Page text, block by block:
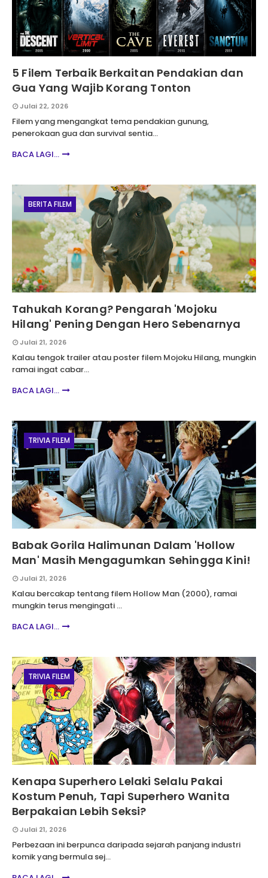
5 Filem Terbaik Berkaitan Pendakian dan
Gua Yang Wajib Korang Tonton
Julai 22, 2026
Filem yang mengangkat tema pendakian gunung,
penerokaan gua dan survival sentia…
BACA LAGI...
BERITA FILEM
Tahukah Korang? Pengarah 'Mojoku
Hilang' Pening Dengan Hero Sebenarnya
Julai 21, 2026
Kalau tengok trailer atau poster filem Mojoku Hilang, mungkin
ramai ingat cabar…
BACA LAGI...
TRIVIA FILEM
Babak Gorila Halimunan Dalam 'Hollow
Man' Masih Mengagumkan Sehingga Kini!
Julai 21, 2026
Kalau bercakap tentang filem Hollow Man (2000), ramai
mungkin terus mengingati …
BACA LAGI...
TRIVIA FILEM
Kenapa Superhero Lelaki Selalu Pakai
Kostum Penuh, Tapi Superhero Wanita
Berpakaian Lebih Seksi?
Julai 21, 2026
Perbezaan ini berpunca daripada sejarah panjang industri
komik yang bermula sej…